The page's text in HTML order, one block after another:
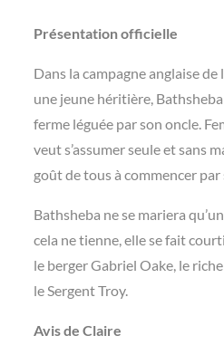
Présentation officielle
Dans la campagne anglaise
une jeune héritière,
ferme léguée par son oncle.
veut s’assumer seule et sans
goût de tous à commencer par
Bathsheba ne se mariera
cela ne tienne, elle se fait
le berger Gabriel Oake, le
le Sergent Troy.
Avis de Claire